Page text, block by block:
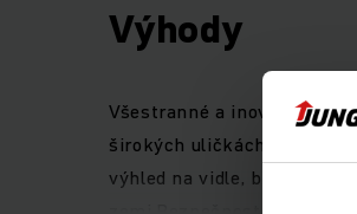
Výhody
Všestranné a inovativní
širokých uličkách i ve
výhled na vidle, břemeno i